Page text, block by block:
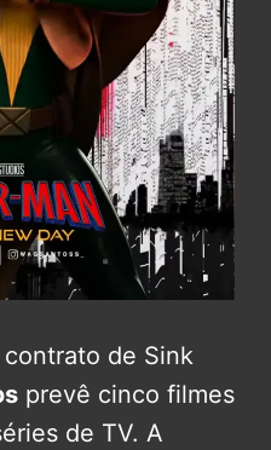
de Sink
prevê cinco filmes
de TV. A